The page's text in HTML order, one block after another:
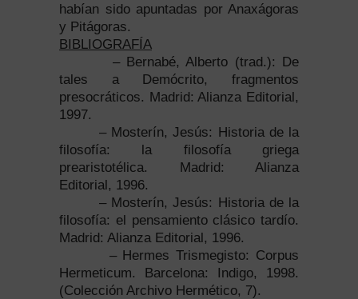
habían sido apuntadas por Anaxágoras
y Pitágoras.
BIBLIOGRAFÍA
– Bernabé, Alberto (trad.): De
tales a Demócrito, fragmentos
presocráticos. Madrid: Alianza Editorial,
1997.
– Mosterín, Jesús: Historia de la
filosofía: la filosofía griega
prearistotélica. Madrid: Alianza
Editorial, 1996.
– Mosterín, Jesús: Historia de la
filosofía: el pensamiento clásico tardío.
Madrid: Alianza Editorial, 1996.
– Hermes Trismegisto: Corpus
Hermeticum. Barcelona: Indigo, 1998.
(Colección Archivo Hermético, 7).